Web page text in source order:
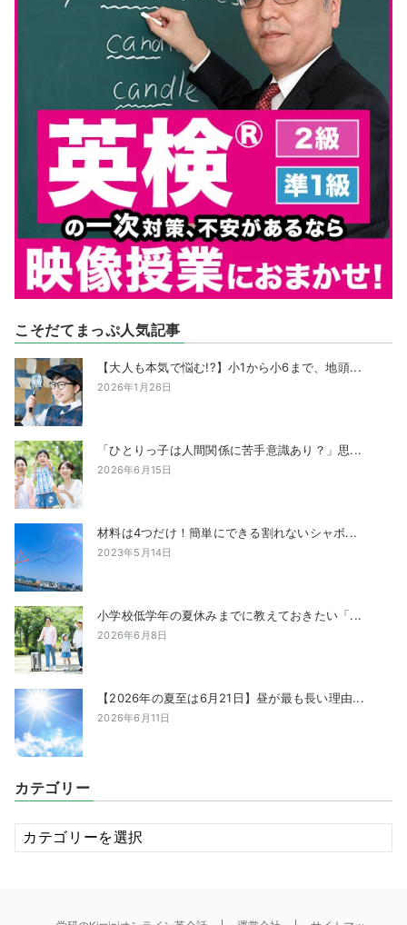
こそだてまっぷ人気記事
【大人も本気で悩む!?】小1から小6まで、地頭...
2026年1月26日
「ひとりっ子は人間関係に苦手意識あり？」思...
2026年6月15日
材料は4つだけ！簡単にできる割れないシャボ...
2023年5月14日
小学校低学年の夏休みまでに教えておきたい「...
2026年6月8日
【2026年の夏至は6月21日】昼が最も長い理由...
2026年6月11日
カテゴリー
カ
テ